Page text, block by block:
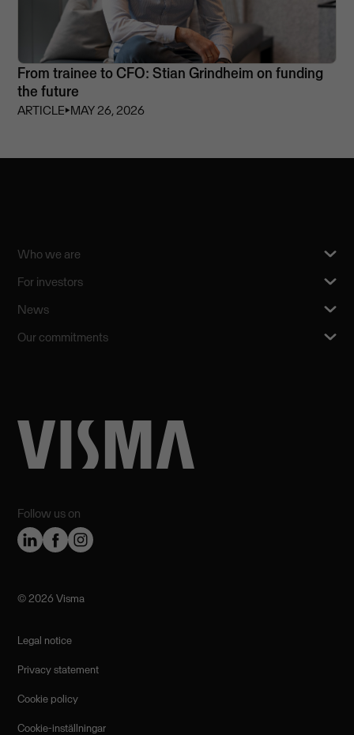
From trainee to CFO: Stian Grindheim on funding
the future
ARTICLE⏵MAY 26, 2026
Follow us on
Who we are
For investors
News
Our commitments
©️ 2026 Visma
Legal notice
Privacy statement
Cookie policy
Cookie-inställningar